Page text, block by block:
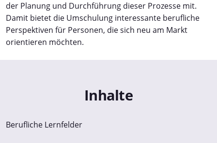
der Planung und Durchführung dieser Prozesse mit.
Damit bietet die Umschulung interessante berufliche
Perspektiven für Personen, die sich neu am Markt
orientieren möchten.
Inhalte
Berufliche Lernfelder